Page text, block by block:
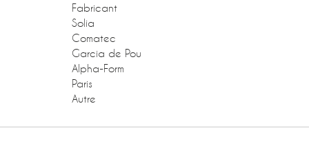
Fabricant
Solia
Comatec
Garcia de Pou
Alpha-Form
Paris
Autre